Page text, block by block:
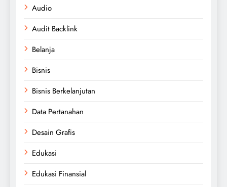
Audio
Audit Backlink
Belanja
Bisnis
Bisnis Berkelanjutan
Data Pertanahan
Desain Grafis
Edukasi
Edukasi Finansial